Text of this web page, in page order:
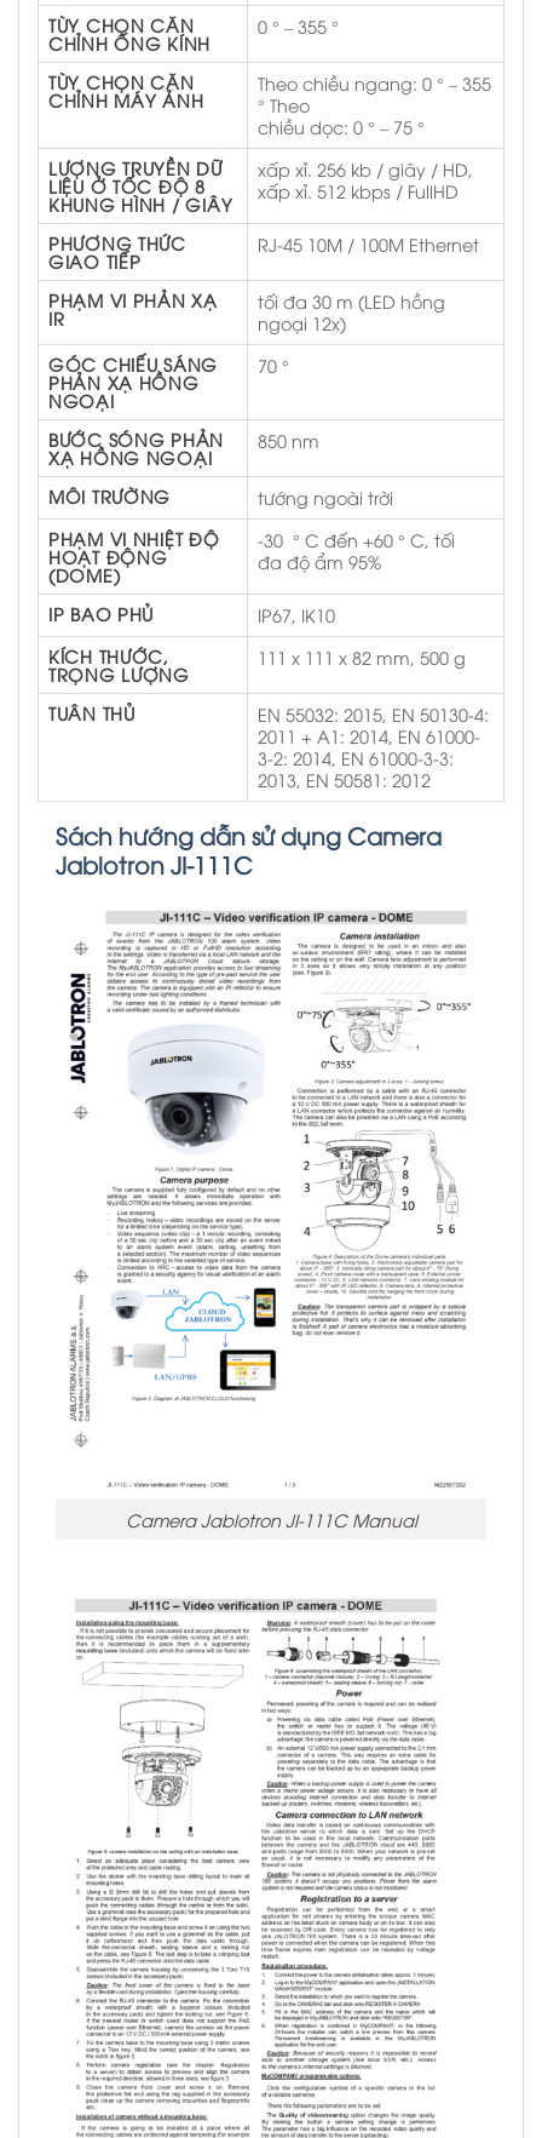
TÙY CHỌN CĂN
CHỈNH ỐNG KÍNH
0 ° – 355 °
TÙY CHỌN CĂN
CHỈNH MÁY ẢNH
Theo chiều ngang: 0 ° – 355
° Theo
chiều dọc: 0 ° – 75 °
LƯỢNG TRUYỀN DỮ
LIỆU Ở TỐC ĐỘ 8
KHUNG HÌNH / GIÂY
xấp xỉ. 256 kb / giây / HD,
xấp xỉ. 512 kbps / FullHD
PHƯƠNG THỨC
GIAO TIẾP
RJ-45 10M / 100M Ethernet
PHẠM VI PHẢN XẠ
IR
tối đa 30 m (LED hồng
ngoại 12x)
GÓC CHIẾU SÁNG
PHẢN XẠ HỒNG
NGOẠI
70 °
BƯỚC SÓNG PHẢN
XẠ HỒNG NGOẠI
850 nm
MÔI TRƯỜNG
tướng ngoài trời
PHẠM VI NHIỆT ĐỘ
HOẠT ĐỘNG
(DOME)
-30 ° C đến +60 ° C, tối
đa độ ẩm 95%
IP BAO PHỦ
IP67, IK10
KÍCH THƯỚC,
TRỌNG LƯỢNG
111 x 111 x 82 mm, 500 g
TUÂN THỦ
EN 55032: 2015, EN 50130-4:
2011 + A1: 2014, EN 61000-
3-2: 2014, EN 61000-3-3:
2013, EN 50581: 2012
Sách hướng dẫn sử dụng Camera
Jablotron JI-111C
Camera Jablotron JI-111C Manual